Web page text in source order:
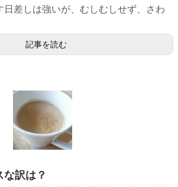
日差しは強いが、むしむしせず、さわ
記事を読む
訳は？